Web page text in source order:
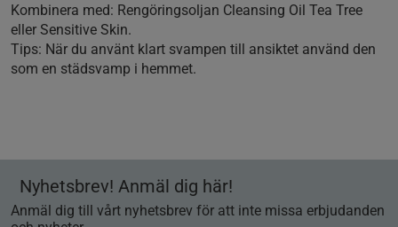
Kombinera med: Rengöringsoljan Cleansing Oil Tea Tree
eller Sensitive Skin.
Tips: När du använt klart svampen till ansiktet använd den
som en städsvamp i hemmet.
Nyhetsbrev! Anmäl dig här!
Anmäl dig till vårt nyhetsbrev för att inte missa erbjudanden